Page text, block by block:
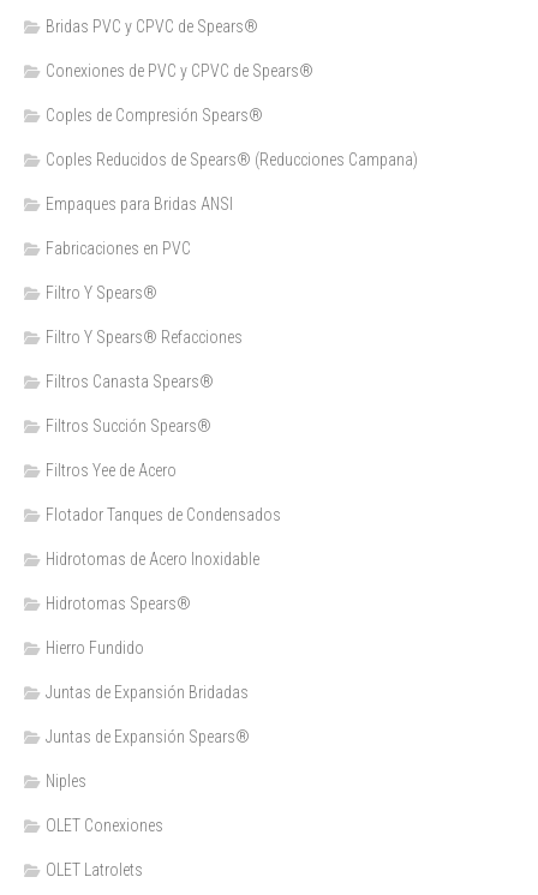
Bridas PVC y CPVC de Spears®
Conexiones de PVC y CPVC de Spears®
Coples de Compresión Spears®
Coples Reducidos de Spears® (Reducciones Campana)
Empaques para Bridas ANSI
Fabricaciones en PVC
Filtro Y Spears®
Filtro Y Spears® Refacciones
Filtros Canasta Spears®
Filtros Succión Spears®
Filtros Yee de Acero
Flotador Tanques de Condensados
Hidrotomas de Acero Inoxidable
Hidrotomas Spears®
Hierro Fundido
Juntas de Expansión Bridadas
Juntas de Expansión Spears®
Niples
OLET Conexiones
OLET Latrolets